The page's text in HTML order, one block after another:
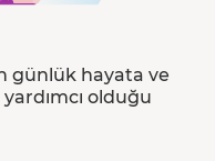
günlük hayata ve
olduğu